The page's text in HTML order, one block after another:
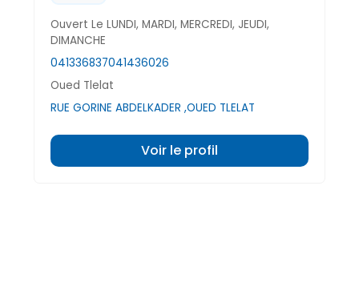
Ouvert Le LUNDI, MARDI, MERCREDI, JEUDI,
DIMANCHE
041336837041436026
Oued Tlelat
RUE GORINE ABDELKADER ,OUED TLELAT
Voir le profil